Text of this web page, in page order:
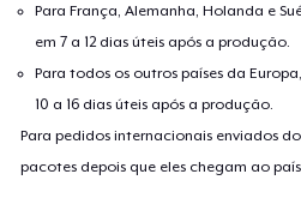
Para França, Alemanha, Holanda e
em 7 a 12 dias úteis após a produção.
Para todos os outros países da
10 a 16 dias úteis após a produção.
Para pedidos internacionais enviados
pacotes depois que eles chegam ao